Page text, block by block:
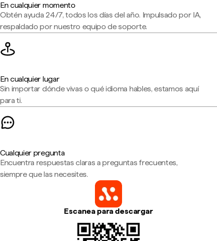
En cualquier momento
Obtén ayuda 24/7, todos los días del año. Impulsado por IA,
respaldado por nuestro equipo de soporte.
En cualquier lugar
Sin importar dónde vivas o qué idioma hables, estamos aquí
para ti.
Cualquier pregunta
Encuentra respuestas claras a preguntas frecuentes,
siempre que las necesites.
Escanea para descargar